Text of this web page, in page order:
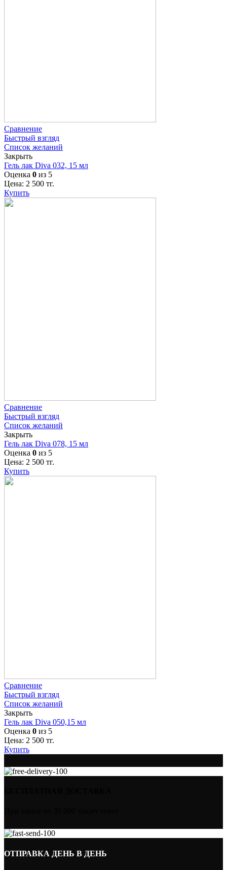
Сравнение
Быстрый взгляд
Список желаний
Закрыть
Гель лак Diva 032, 15 мл
Оценка 0 из 5
Цена: 2 500 тг.
Купить
Сравнение
Быстрый взгляд
Список желаний
Закрыть
Гель лак Diva 078, 15 мл
Оценка 0 из 5
Цена: 2 500 тг.
Купить
Сравнение
Быстрый взгляд
Список желаний
Закрыть
Гель лак Diva 050,15 мл
Оценка 0 из 5
Цена: 2 500 тг.
Купить
ОТПРАВКА ДЕНЬ В ДЕНЬ